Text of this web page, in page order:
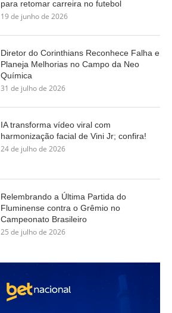
para retomar carreira no futebol
19 de junho de 2026
Diretor do Corinthians Reconhece Falha e
Planeja Melhorias no Campo da Neo
Química
31 de julho de 2026
IA transforma vídeo viral com
harmonização facial de Vini Jr; confira!
24 de julho de 2026
Relembrando a Última Partida do
Fluminense contra o Grêmio no
Campeonato Brasileiro
25 de julho de 2026